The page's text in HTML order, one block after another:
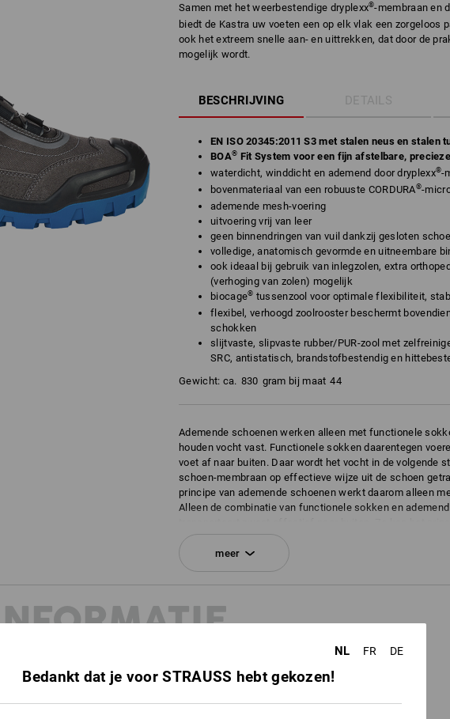
Samen met het weerbestendige dryplexx®-membraan en
biedt de Kastra uw voeten een op elk vlak een zorgeloos
ook het extreem snelle aan- en uittrekken, dat door de
mogelijk wordt.
BESCHRIJVING DETAILS
EN ISO 20345:2011 S3 met stalen neus en stalen
BOA® Fit System voor een fijn afstelbare,
waterdicht, winddicht en ademend door dryplexx®-
bovenmateriaal van een robuuste CORDURA®-
ademende mesh-voering
uitvoering vrij van leer
geen binnendringen van vuil dankzij gesloten
volledige, anatomisch gevormde en uitneembare
ook ideaal bij gebruik van inlegzolen, extra
(verhoging van zolen) mogelijk
biocage® tussenzool voor optimale flexibiliteit,
flexibel, verhoogd zoolrooster beschermt
schokken
slijtvaste, slipvaste rubber/PUR-zool met
SRC, antistatisch, brandstofbestendig en
Gewicht: ca. 830 gram bij maat 44
Ademende schoenen werken alleen met functionele
houden vocht vast. Functionele sokken daarentegen
voet af naar buiten. Daar wordt het vocht in de volgende
schoen-membraan op effectieve wijze uit de schoen
principe van ademende schoenen werkt daarom alleen
Alleen de combinatie van functionele sokken en
vermogen werken.
Meer informatie is te vinden op "Gegevensblad".
Gegevensblad
meer
NL FR DE
Bedankt dat je voor STRAUSS hebt gekozen!